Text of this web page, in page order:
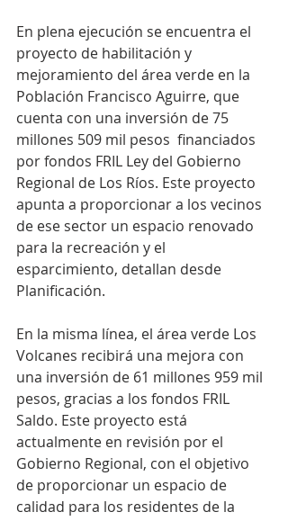
En plena ejecución se encuentra el
proyecto de habilitación y
mejoramiento del área verde en la
Población Francisco Aguirre, que
cuenta con una inversión de 75
millones 509 mil pesos  financiados
por fondos FRIL Ley del Gobierno
Regional de Los Ríos. Este proyecto
apunta a proporcionar a los vecinos
de ese sector un espacio renovado
para la recreación y el
esparcimiento, detallan desde
Planificación.
En la misma línea, el área verde Los
Volcanes recibirá una mejora con
una inversión de 61 millones 959 mil
pesos, gracias a los fondos FRIL
Saldo. Este proyecto está
actualmente en revisión por el
Gobierno Regional, con el objetivo
de proporcionar un espacio de
calidad para los residentes de la